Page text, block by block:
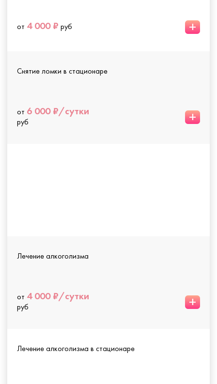
от 4 000 ₽ руб +
Снятие ломки в стационаре
от 6 000 ₽/сутки
руб +
Лечение алкоголизма
от 4 000 ₽/сутки
руб +
Лечение алкоголизма в стационаре